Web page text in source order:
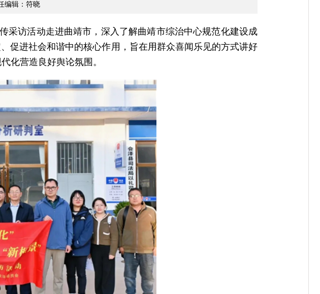
编辑：符晓
采访活动走进曲靖市，深入了解曲靖市综治中心规范化建设成
促进社会和谐中的核心作用，旨在用群众喜闻乐见的方式讲好
化营造良好舆论氛围。